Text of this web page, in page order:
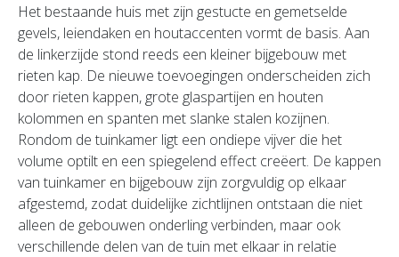
Het bestaande huis met zijn gestucte en gemetselde
gevels, leiendaken en houtaccenten vormt de basis. Aan
de linkerzijde stond reeds een kleiner bijgebouw met
rieten kap. De nieuwe toevoegingen onderscheiden zich
door rieten kappen, grote glaspartijen en houten
kolommen en spanten met slanke stalen kozijnen.
Rondom de tuinkamer ligt een ondiepe vijver die het
volume optilt en een spiegelend effect creëert. De kappen
van tuinkamer en bijgebouw zijn zorgvuldig op elkaar
afgestemd, zodat duidelijke zichtlijnen ontstaan die niet
alleen de gebouwen onderling verbinden, maar ook
verschillende delen van de tuin met elkaar in relatie